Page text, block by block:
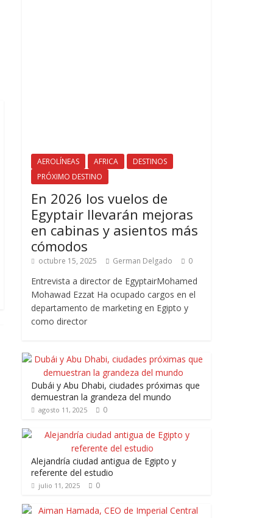
AEROLÍNEAS AFRICA
DESTINOS
PRÓXIMO DESTINO
En 2026 los vuelos de
Egyptair llevarán mejoras
en cabinas y asientos más
cómodos
octubre 15, 2025 German Delgado 0
Entrevista a director de EgyptairMohamed
Mohawad Ezzat Ha ocupado cargos en el
departamento de marketing en Egipto y
como director
Dubái y Abu Dhabi, ciudades próximas que
demuestran la grandeza del mundo
agosto 11, 2025 0
Alejandría ciudad antigua de Egipto y
referente del estudio
julio 11, 2025 0